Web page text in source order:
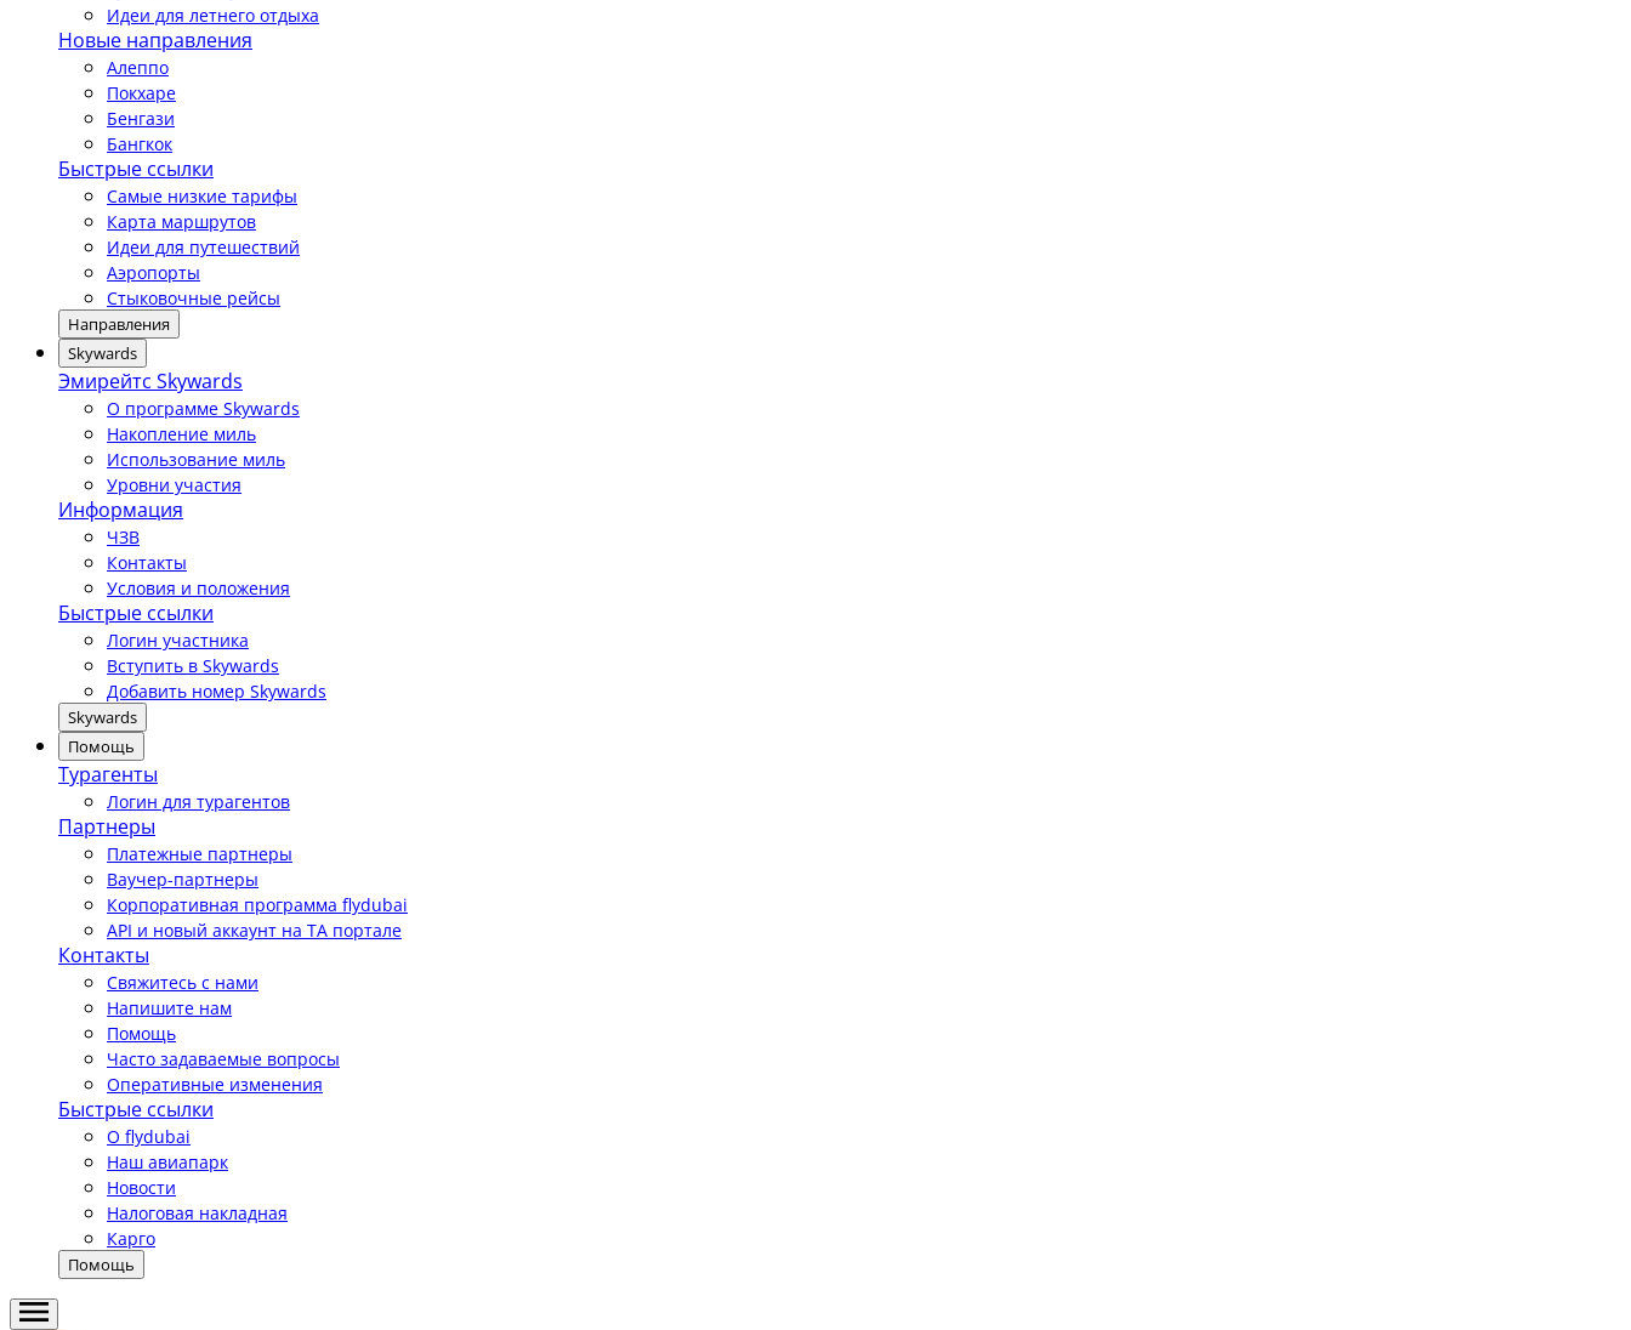
Идеи для летнего отдыха
Новые направления
Алеппо
Покхаре
Бенгази
Бангкок
Быстрые ссылки
Самые низкие тарифы
Карта маршрутов
Идеи для путешествий
Аэропорты
Стыковочные рейсы
Направления
Skywards
Эмирейтс Skywards
О программе Skywards
Накопление миль
Использование миль
Уровни участия
Информация
ЧЗВ
Контакты
Условия и положения
Быстрые ссылки
Логин участника
Вступить в Skywards
Добавить номер Skywards
Skywards
Помощь
Турагенты
Логин для турагентов
Партнеры
Платежные партнеры
Ваучер-партнеры
Корпоративная программа flydubai
API и новый аккаунт на TA портале
Контакты
Свяжитесь с нами
Напишите нам
Помощь
Часто задаваемые вопросы
Оперативные изменения
Быстрые ссылки
О flydubai
Наш авиапарк
Новости
Налоговая накладная
Карго
Помощь